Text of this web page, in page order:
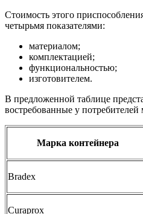
Стоимость этого
четырьмя показателями:
материалом;
комплектацией;
функциональностью;
изготовителем.
В предложенной таблице
востребованные у потребителей
Марка контейнера
Bradex
Curaprox